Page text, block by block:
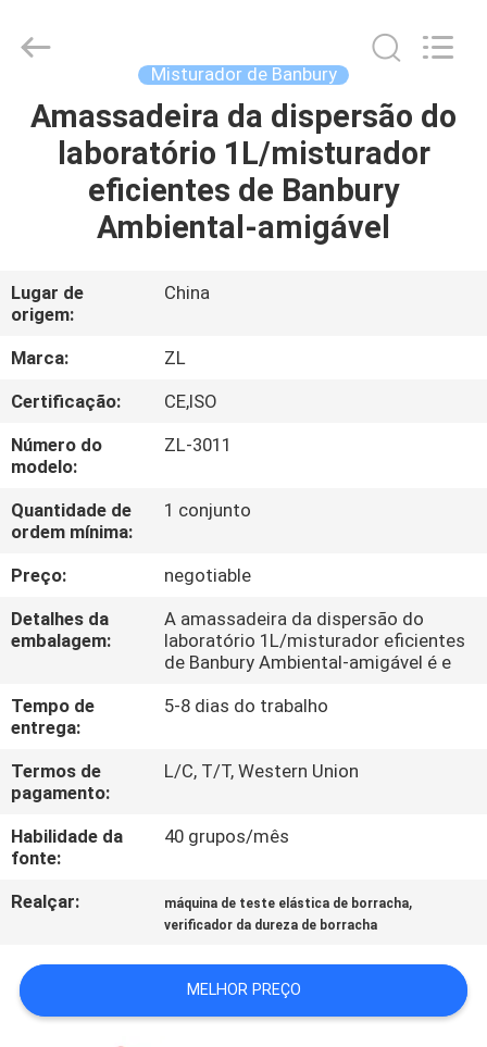
CASA
PRODUTOS
SOBRE
NÓS
EXCURSÃO
DA
FÁBRICA
CONTROLE
DA
QUALIDADE
CONTACTE-
NOTÍCIA
PEÇA
CITAÇÕES
Instrument
Technology
Reserved.
Misturador de Banbury
Amassadeira da dispersão do
laboratório 1L/misturador
eficientes de Banbury
Ambiental-amigável
Lugar de
origem:
China
Marca:
ZL
Certificação:
CE,ISO
Número do
modelo:
ZL-3011
Quantidade de
ordem mínima:
1 conjunto
Preço:
negotiable
Detalhes da
embalagem:
A amassadeira da dispersão do
laboratório 1L/misturador eficientes
de Banbury Ambiental-amigável é e
Tempo de
entrega:
5-8 dias do trabalho
Termos de
pagamento:
L/C, T/T, Western Union
Habilidade da
fonte:
40 grupos/mês
Realçar: máquina de teste elástica de borracha,
verificador da dureza de borracha
MELHOR PREÇO